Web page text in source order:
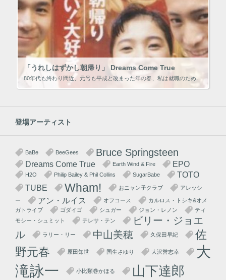
「うれしはずかし朝帰り」 Dreams Come True
80年代も終わり間近、元号も平成と改まった年の春、私は就職のため、郷里を出て、東京での生活を開始しました。 国内は全体的に喪に服しているかもしれないものの、まだバブルの勢いはあり、個人的には環境が変わっての新生活とあって […]
登場アーティスト
BaBe BeeGees Bruce Springsteen
Dreams Come True Earth Wind & Fire EPO
H2O Philip Bailey & Phil Collins SugarBabe
TOTO
TUBE
Wham! おニャン子クラブ アレッシ
ー アン・ルイス オフコース
カルロス・トシキ&オメ
ガトライブ
ゴダイゴ シュガー ジョン・レノン
ティ
モシー・シュミット
テレサ・テン
ビリー・ジョエ
ル
ラリー・リー 中山美穂 久保田早紀
佐
野元春
原田知世 国生さゆり 大沢誉志幸
大
滝詠一
小比類巻かほる 山下達郎